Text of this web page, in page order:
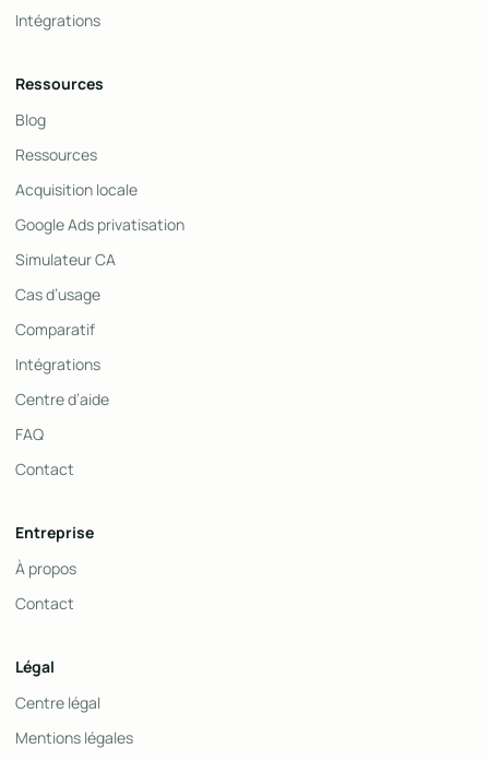
Intégrations
Ressources
Blog
Ressources
Acquisition locale
Google Ads privatisation
Simulateur CA
Cas d’usage
Comparatif
Intégrations
Centre d’aide
FAQ
Contact
Entreprise
À propos
Contact
Légal
Centre légal
Mentions légales